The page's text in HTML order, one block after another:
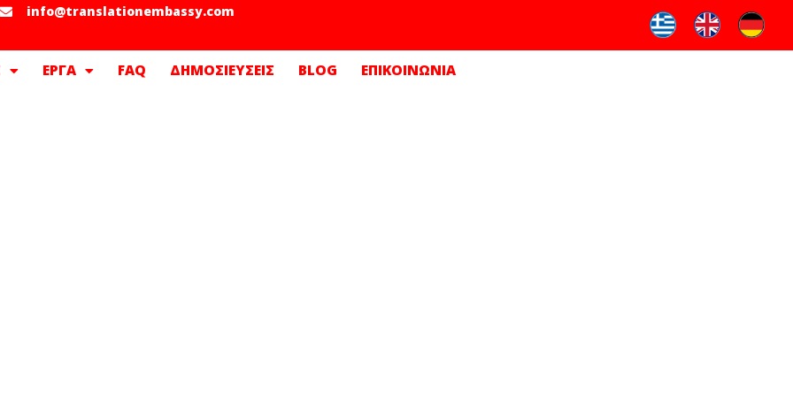
info@translationembassy.com
ΕΡΓΑ FAQ ΔΗΜΟΣΙΕΥΣΕΙΣ BLOG ΕΠΙΚΟΙΝΩΝΙΑ